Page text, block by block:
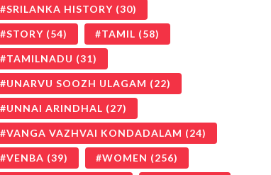
SRILANKA HISTORY (30)
STORY (54) TAMIL (58)
TAMILNADU (31)
UNARVU SOOZH ULAGAM (22)
UNNAI ARINDHAL (27)
VANGA VAZHVAI KONDADALAM (24)
VENBA (39) WOMEN (256)